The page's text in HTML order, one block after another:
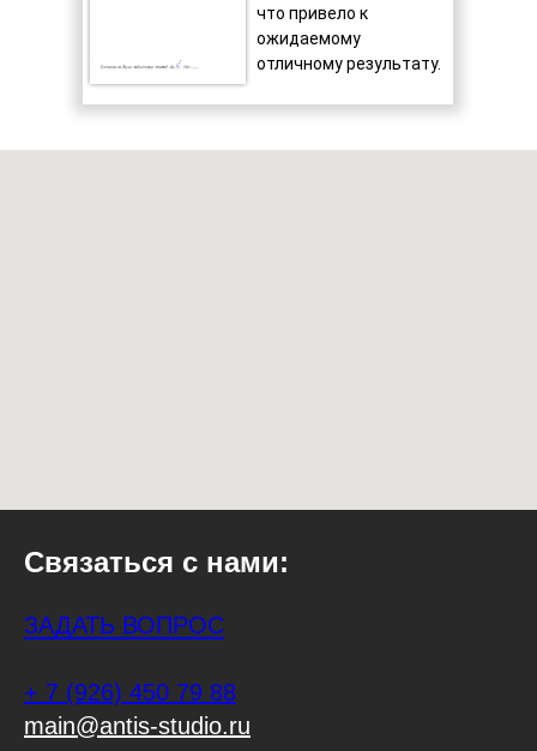
что привело к
ожидаемому
отличному результату.
Связаться с нами:
ЗАДАТЬ ВОПРОС
+ 7 (926) 450 79 88
main@antis-studio.ru